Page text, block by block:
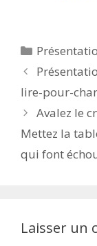
Catégories
lire-pour-
Avalez le
Mettez la
qui font
Laisser un